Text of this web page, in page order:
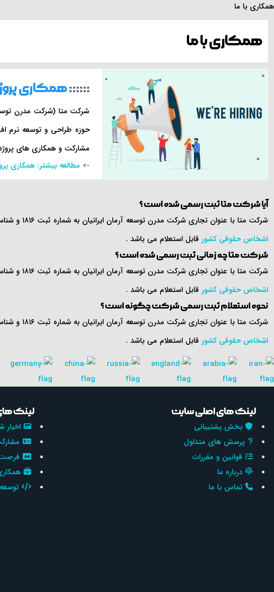
همکاری با ما
همکاری با ما
همکاری
شرکت متا (شرکت مدرن
مشارکت و همکاری های
مطالعه بیشتر: همکاری
آیا شرکت متا ثبت رسمی شده است ؟
شرکت متا با عنوان تجاری شرکت مدرن توسعه آرمان ایرانیان به شماره ثبت ۱۸۱۶ و شناسه ملی ۱۰۱۸۳۰۰۳۸۴۰ به تاریخ ۴ / ۶ / ۱۳۹۳ در اداره کل ثبت اسناد و املاک استان تهران ثبت گردیده است که از
اشخاص حقوقی کشور قابل استعلام می باشد .
شرکت متا چه زمانی ثبت رسمی شده است ؟
شرکت متا با عنوان تجاری شرکت مدرن توسعه آرمان ایرانیان به شماره ثبت ۱۸۱۶ و شناسه ملی ۱۰۱۸۳۰۰۳۸۴۰ به تاریخ ۴ / ۶ / ۱۳۹۳ در اداره کل ثبت اسناد و املاک استان تهران ثبت گردیده است که از
اشخاص حقوقی کشور قابل استعلام می باشد .
نحوه استعلام ثبت رسمی شرکت چگونه است ؟
شرکت متا با عنوان تجاری شرکت مدرن توسعه آرمان ایرانیان به شماره ثبت ۱۸۱۶ و شناسه ملی ۱۰۱۸۳۰۰۳۸۴۰ به تاریخ ۴ / ۶ / ۱۳۹۳ در اداره کل ثبت اسناد و املاک استان تهران ثبت گردیده است که از
اشخاص حقوقی کشور قابل استعلام می باشد .
لینک های اصلی سایت
بخش پشتیبانی
پرسش های متداول
قوانین و مقررات
درباره ما
تماس با ما
لینک
اخبار